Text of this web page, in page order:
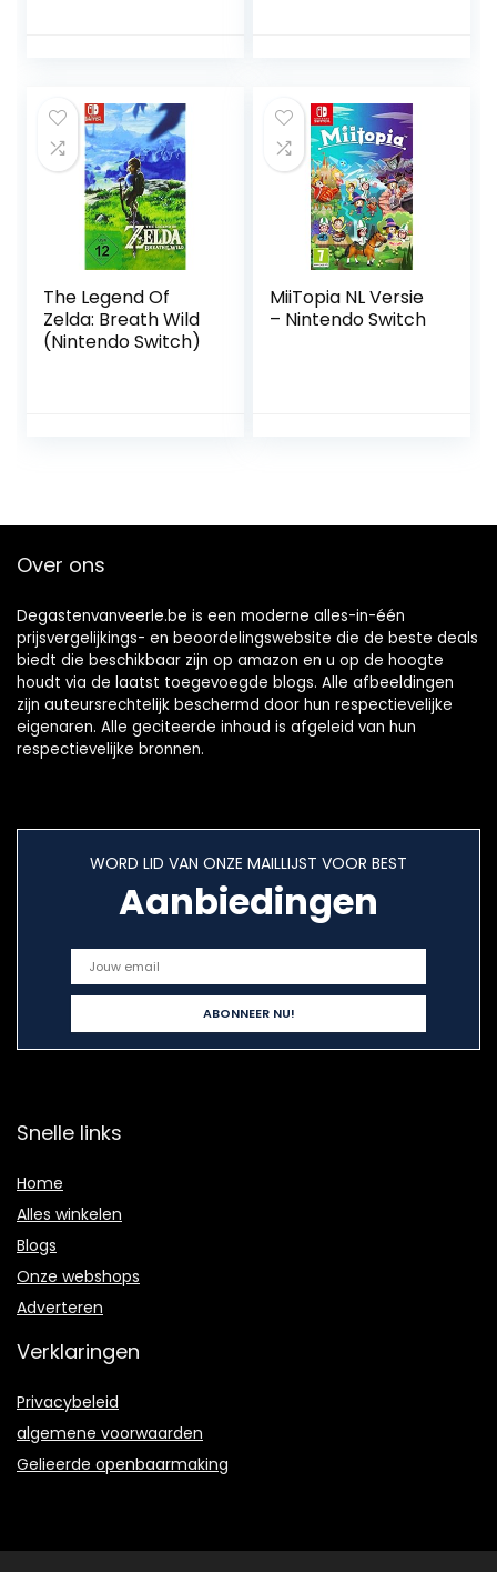
The Legend Of
Zelda: Breath Wild
(Nintendo Switch)
MiiTopia NL Versie
– Nintendo Switch
Over ons
Degastenvanveerle.be is een moderne alles-in-één
prijsvergelijkings- en beoordelingswebsite die de beste deals
biedt die beschikbaar zijn op amazon en u op de hoogte
houdt via de laatst toegevoegde blogs. Alle afbeeldingen
zijn auteursrechtelijk beschermd door hun respectievelijke
eigenaren. Alle geciteerde inhoud is afgeleid van hun
respectievelijke bronnen.
WORD LID VAN ONZE MAILLIJST VOOR BEST
Aanbiedingen
Snelle links
Home
Alles winkelen
Blogs
Onze webshops
Adverteren
Verklaringen
Privacybeleid
algemene voorwaarden
Gelieerde openbaarmaking